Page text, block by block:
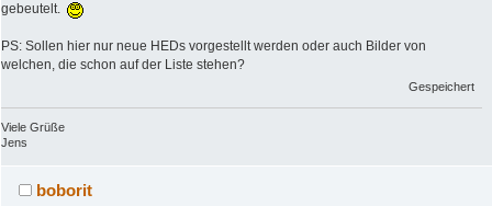
gebeutelt.
PS: Sollen hier nur neue HEDs vorgestellt werden oder auch Bilder von
welchen, die schon auf der Liste stehen?
Gespeichert
Viele Grüße
Jens
boborit